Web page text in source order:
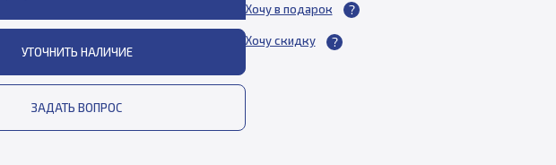
УТОЧНИТЬ НАЛИЧИЕ
ЗАДАТЬ ВОПРОС
Хочу в подарок
Хочу скидку